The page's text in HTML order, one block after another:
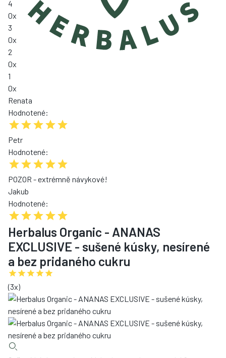
4
0x
3
0x
2
0x
1
0x
Renata
Hodnotené:
Petr
Hodnotené:
POZOR - extrémně návykové!
Jakub
Hodnotené:
Herbalus Organic - ANANAS
EXCLUSIVE - sušené kúsky, nesírené
a bez pridaného cukru
(3x)